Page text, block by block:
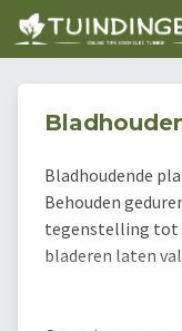
Bladhoudende
Behouden
tegenstelling tot
bladeren laten